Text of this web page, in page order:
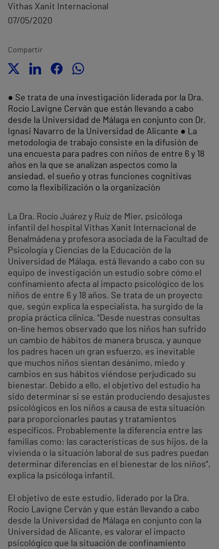
Vithas Xanit Internacional
07/05/2020
Compartir
● Se trata de una investigación liderada por la Dra.
Rocío Lavigne Cerván que están llevando a cabo
desde la Universidad de Málaga en conjunto con Dr.
Ignasi Navarro de la Universidad de Alicante ● La
metodología de trabajo consiste en la difusión de
una encuesta para padres con niños de entre 6 y 18
años en la que se analizan aspectos como la
ansiedad, el sueño y otras funciones cognitivas
como la flexibilización o la organización
La Dra. Rocío Juárez y Ruíz de Mier, psicóloga
infantil del hospital Vithas Xanit Internacional de
Benalmádena y profesora asociada de la Facultad de
Psicología y Ciencias de la Educación de la
Universidad de Málaga, está llevando a cabo con su
equipo de investigación un estudio sobre cómo el
confinamiento afecta al impacto psicológico de los
niños de entre 6 y 18 años. Se trata de un proyecto
que, según explica la especialista, ha surgido de la
propia práctica clínica. “Desde nuestras consultas
on-line hemos observado que los niños han sufrido
un cambio de hábitos de manera brusca, y aunque
los padres hacen un gran esfuerzo, es inevitable
que muchos niños sientan desánimo, miedo y
cambios en sus hábitos viéndose perjudicado su
bienestar. Debido a ello, el objetivo del estudio ha
sido determinar si se están produciendo desajustes
psicológicos en los niños a causa de esta situación
para proporcionarles pautas y tratamientos
específicos. Probablemente la diferencia entre las
familias como: las características de sus hijos, de la
vivienda o la situación laboral de sus padres puedan
determinar diferencias en el bienestar de los niños”,
explica la psicóloga infantil.
El objetivo de este estudio, liderado por la Dra.
Rocío Lavigne Cerván y que están llevando a cabo
desde la Universidad de Málaga en conjunto con la
Universidad de Alicante, es valorar el impacto
psicológico que la situación de confinamiento